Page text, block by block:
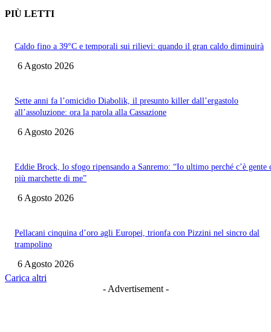
PIÙ LETTI
Caldo fino a 39°C e temporali sui rilievi: quando il gran caldo diminuirà
6 Agosto 2026
Sette anni fa l’omicidio Diabolik, il presunto killer dall’ergastolo
all’assoluzione: ora la parola alla Cassazione
6 Agosto 2026
Eddie Brock, lo sfogo ripensando a Sanremo: “Io ultimo perché c’è gente
più marchette di me”
6 Agosto 2026
Pellacani cinquina d’oro agli Europei, trionfa con Pizzini nel sincro dal
trampolino
6 Agosto 2026
Carica altri
- Advertisement -